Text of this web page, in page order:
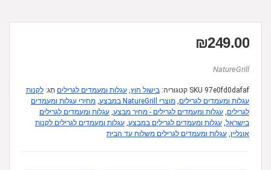
₪249.00
NatureGrill
SKU 97e0fd0dafaf קטגוריה: בישול חוץ, עגלות ומעמדים לגרילים תָג: לקנות
עגלות ומעמדים לגרילים, מוצרי NatureGrill במבצע , מחירי עגלות ומעמדים
לגרילים, עגלות ומעמדים לגרילים - מחיר מבצע, עגלות ומעמדים לגרילים
בישראל, עגלות ומעמדים לגרילים במבצע, עגלות ומעמדים לגרילים לקנות
אונליין, עגלות ומעמדים לגרילים משלוח עד הבית